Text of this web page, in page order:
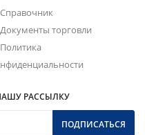
Справочник
Документы торговли
Политика
РАССЫЛКУ
ПОДПИСАТЬСЯ